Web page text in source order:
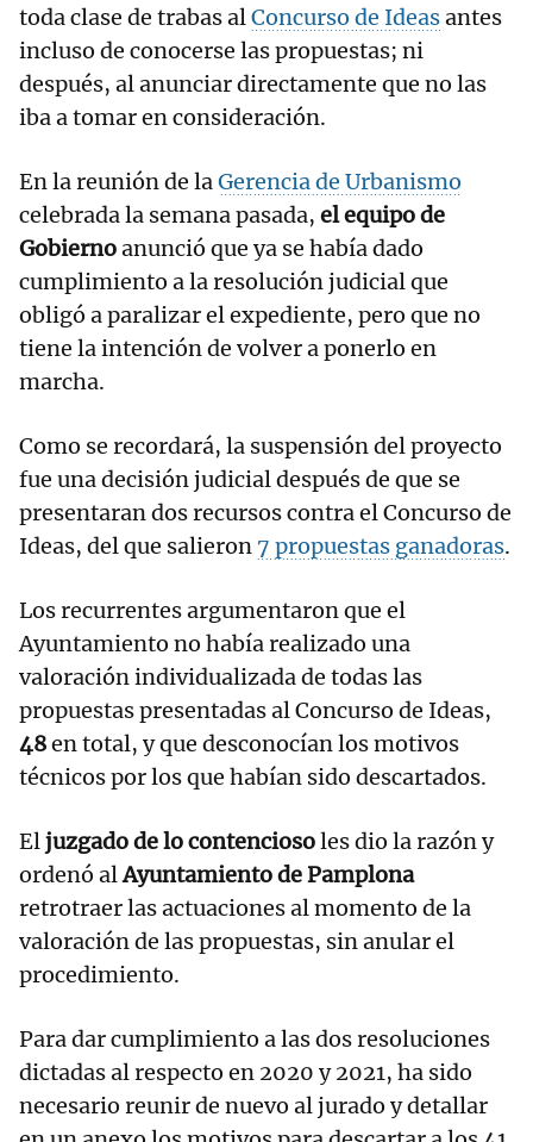
toda clase de trabas alConcurso de Ideasantes
incluso de conocerse las propuestas; ni
después, al anunciar directamente que no las
iba a tomar en consideración.
En la reunión de laGerencia de Urbanismo
celebrada la semana pasada, el equipo de
Gobiernoanunció que ya se había dado
cumplimiento a la resolución judicial que
obligó a paralizar el expediente, pero que no
tiene la intención de volver a ponerlo en
marcha.
Como se recordará, la suspensión del proyecto
fue una decisión judicial después de que se
presentaran dos recursos contra el Concurso de
Ideas, del que salieron 7 propuestas ganadoras.
Los recurrentes argumentaron que el
Ayuntamiento no había realizado una
valoración individualizada de todas las
propuestas presentadas al Concurso de Ideas,
48en total, y que desconocían los motivos
técnicos por los que habían sido descartados.
Eljuzgado de lo contenciosoles dio la razón y
ordenó alAyuntamiento de Pamplona
retrotraer las actuaciones al momento de la
valoración de las propuestas, sin anular el
procedimiento.
Para dar cumplimiento a las dos resoluciones
dictadas al respecto en 2020 y 2021, ha sido
necesario reunir de nuevo al jurado y detallar